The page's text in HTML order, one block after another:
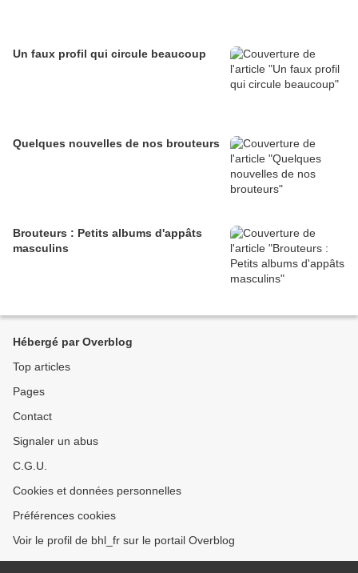
Un faux profil qui circule beaucoup
Quelques nouvelles de nos brouteurs
Brouteurs : Petits albums d'appâts
masculins
Hébergé par Overblog
Top articles
Pages
Contact
Signaler un abus
C.G.U.
Cookies et données personnelles
Préférences cookies
Voir le profil de bhl_fr sur le portail Overblog